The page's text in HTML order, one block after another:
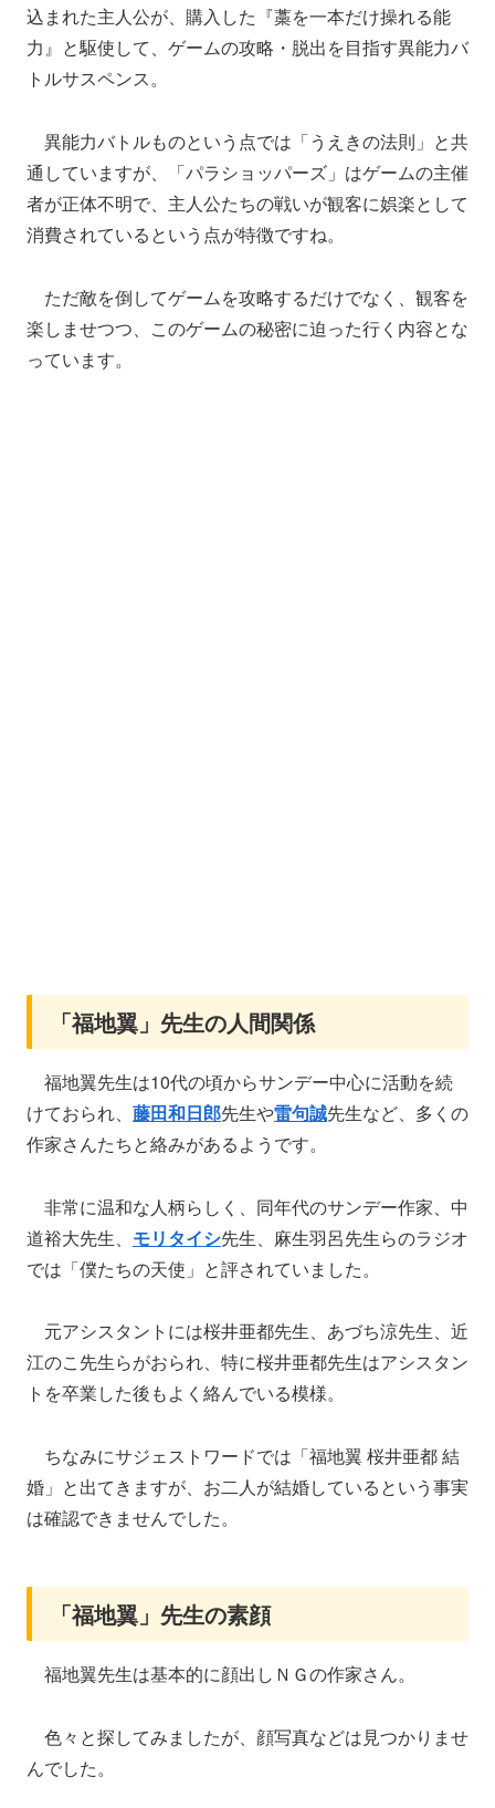
込まれた主人公が、購入した『藁を一本だけ操れる能
力』と駆使して、ゲームの攻略・脱出を目指す異能力バ
トルサスペンス。
異能力バトルものという点では「うえきの法則」と共
通していますが、「パラショッパーズ」はゲームの主催
者が正体不明で、主人公たちの戦いが観客に娯楽として
消費されているという点が特徴ですね。
ただ敵を倒してゲームを攻略するだけでなく、観客を
楽しませつつ、このゲームの秘密に迫った行く内容とな
っています。
「福地翼」先生の人間関係
福地翼先生は10代の頃からサンデー中心に活動を続
けておられ、 藤田和日郎先生や雷句誠先生など、多くの
作家さんたちと絡みがあるようです。
非常に温和な人柄らしく、同年代のサンデー作家、中
道裕大先生、 モリタイシ先生、麻生羽呂先生らのラジオ
では「僕たちの天使」と評されていました。
元アシスタントには桜井亜都先生、あづち涼先生、近
江のこ先生らがおられ、特に桜井亜都先生はアシスタン
トを卒業した後もよく絡んでいる模様。
ちなみにサジェストワードでは「福地翼 桜井亜都 結
婚」と出てきますが、お二人が結婚しているという事実
は確認できませんでした。
「福地翼」先生の素顔
福地翼先生は基本的に顔出しＮＧの作家さん。
色々と探してみましたが、顔写真などは見つかりませ
んでした。